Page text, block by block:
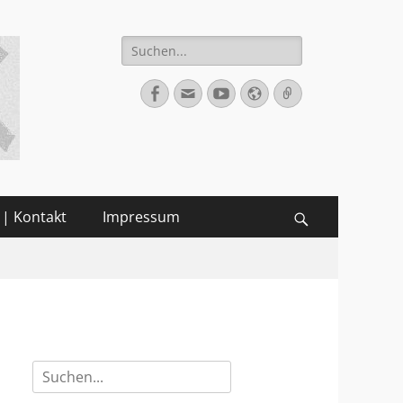
Suche
nach:
Facebook
E-
Mail
YouTube
WebsiteVerknüpfung
| Kontakt Impressum
Suche
nach: